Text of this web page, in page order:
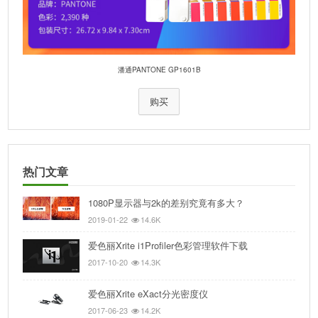
潘通PANTONE GP1601B
购买
热门文章
1080P显示器与2k的差别究竟有多大？
2019-01-22 14.6K
爱色丽Xrite i1Profiler色彩管理软件下载
2017-10-20 14.3K
爱色丽Xrite eXact分光密度仪
2017-06-23 14.2K